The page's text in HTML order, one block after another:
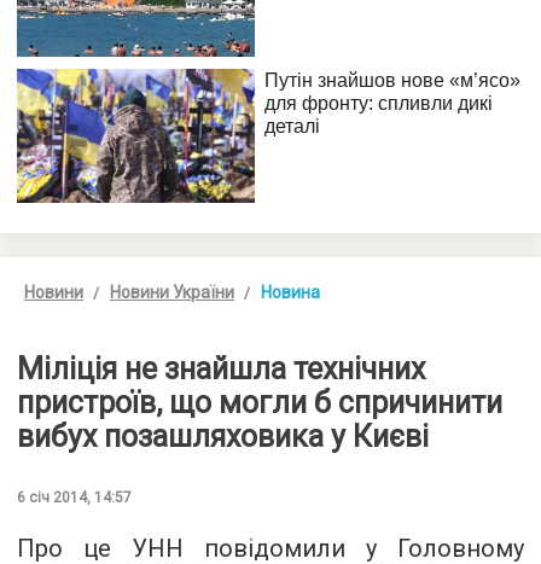
Новини Новини України Новина
Міліція не знайшла технічних
пристроїв, що могли б спричинити
вибух позашляховика у Києві
6 січ 2014, 14:57
Про це УНН повідомили у Головному